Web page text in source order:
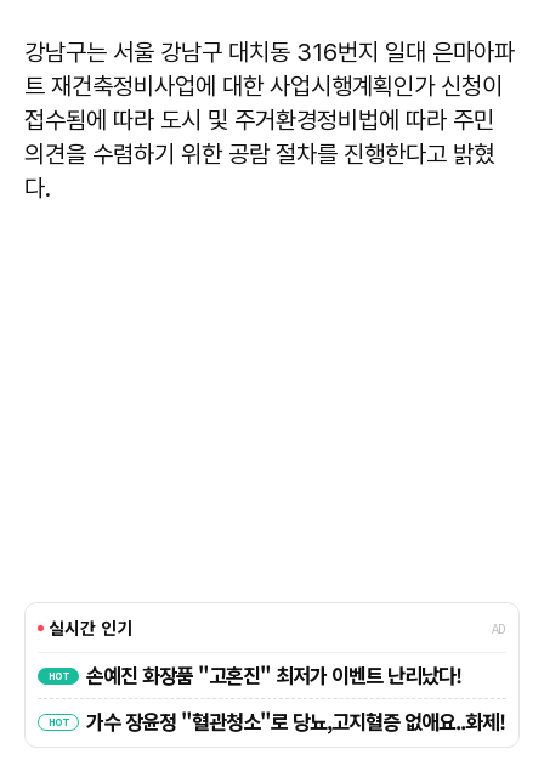
강남구는 서울 강남구 대치동 316번지 일대 은마아파
트 재건축정비사업에 대한 사업시행계획인가 신청이
접수됨에 따라 도시 및 주거환경정비법에 따라 주민
의견을 수렴하기 위한 공람 절차를 진행한다고 밝혔
다.